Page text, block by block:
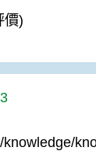
價)